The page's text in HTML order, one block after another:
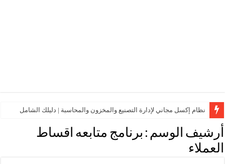
نظام إكسل مجاني لإدارة التصنيع والمخزون والمحاسبة | دليلك الشامل
أرشيف الوسم : برنامج متابعه اقساط
العملاء